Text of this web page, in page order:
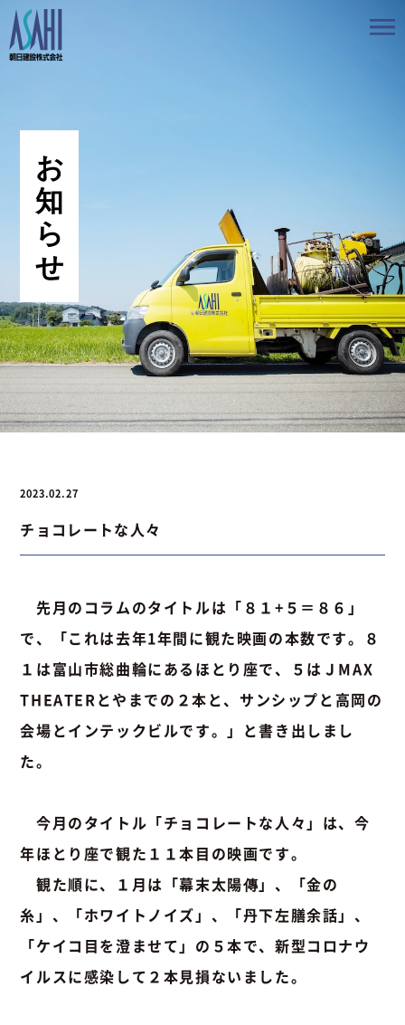
事業案内
会社情報
採用情報
お知らせ
BLOG
お問い合わせ
お問い合わせ 076-441-3201
2023.02.27
チョコレートな人々
先月のコラムのタイトルは「８１+５＝８６」
で、「これは去年1年間に観た映画の本数です。８
１は富山市総曲輪にあるほとり座で、５はＪMAX
THEATERとやまでの２本と、サンシップと高岡の
会場とインテックビルです。」と書き出しまし
た。
今月のタイトル「チョコレートな人々」は、今
年ほとり座で観た１１本目の映画です。
観た順に、１月は「幕末太陽傳」、「金の
糸」、「ホワイトノイズ」、「丹下左膳余話」、
「ケイコ目を澄ませて」の５本で、新型コロナウ
イルスに感染して２本見損ないました。